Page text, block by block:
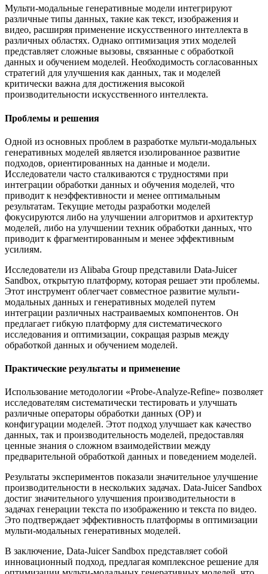
Мульти-модальные генеративные модели интегрируют
различные типы данных, такие как текст, изображения и
видео, расширяя применение искусственного интеллекта в
различных областях. Однако оптимизация этих моделей
представляет сложные вызовы, связанные с обработкой
данных и обучением моделей. Необходимость согласованных
стратегий для улучшения как данных, так и моделей
критически важна для достижения высокой
производительности искусственного интеллекта.
Проблемы и решения
Одной из основных проблем в разработке мульти-модальных
генеративных моделей является изолированное развитие
подходов, ориентированных на данные и модели.
Исследователи часто сталкиваются с трудностями при
интеграции обработки данных и обучения моделей, что
приводит к неэффективности и менее оптимальным
результатам. Текущие методы разработки моделей
фокусируются либо на улучшении алгоритмов и архитектур
моделей, либо на улучшении техник обработки данных, что
приводит к фрагментированным и менее эффективным
усилиям.
Исследователи из Alibaba Group представили Data-Juicer
Sandbox, открытую платформу, которая решает эти проблемы.
Этот инструмент облегчает совместное развитие мульти-
модальных данных и генеративных моделей путем
интеграции различных настраиваемых компонентов. Он
предлагает гибкую платформу для систематического
исследования и оптимизации, сокращая разрыв между
обработкой данных и обучением моделей.
Практические результаты и применение
Использование методологии «Probe-Analyze-Refine» позволяет
исследователям систематически тестировать и улучшать
различные операторы обработки данных (OP) и
конфигурации моделей. Этот подход улучшает как качество
данных, так и производительность моделей, предоставляя
ценные знания о сложном взаимодействии между
предварительной обработкой данных и поведением моделей.
Результаты экспериментов показали значительное улучшение
производительности в нескольких задачах. Data-Juicer Sandbox
достиг значительного улучшения производительности в
задачах генерации текста по изображению и текста по видео.
Это подтверждает эффективность платформы в оптимизации
мульти-модальных генеративных моделей.
В заключение, Data-Juicer Sandbox представляет собой
инновационный подход, предлагая комплексное решение для